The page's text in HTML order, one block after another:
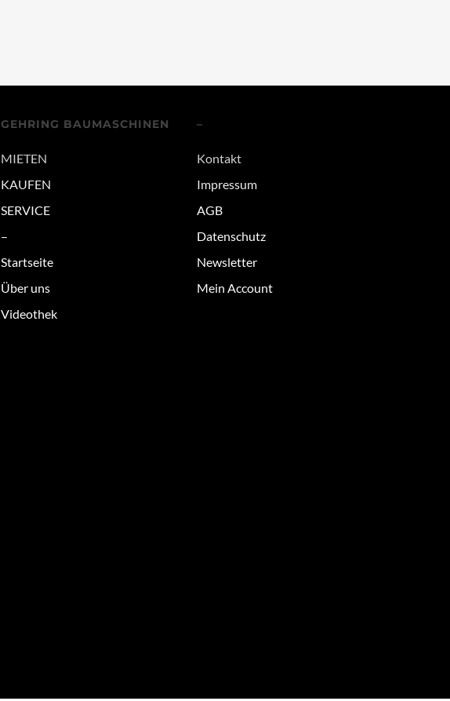
GEHRING BAUMASCHINEN
MIETEN
KAUFEN
SERVICE
–
Startseite
Über uns
Videothek
–
Kontakt
Impressum
AGB
Datenschutz
Newsletter
Mein Account